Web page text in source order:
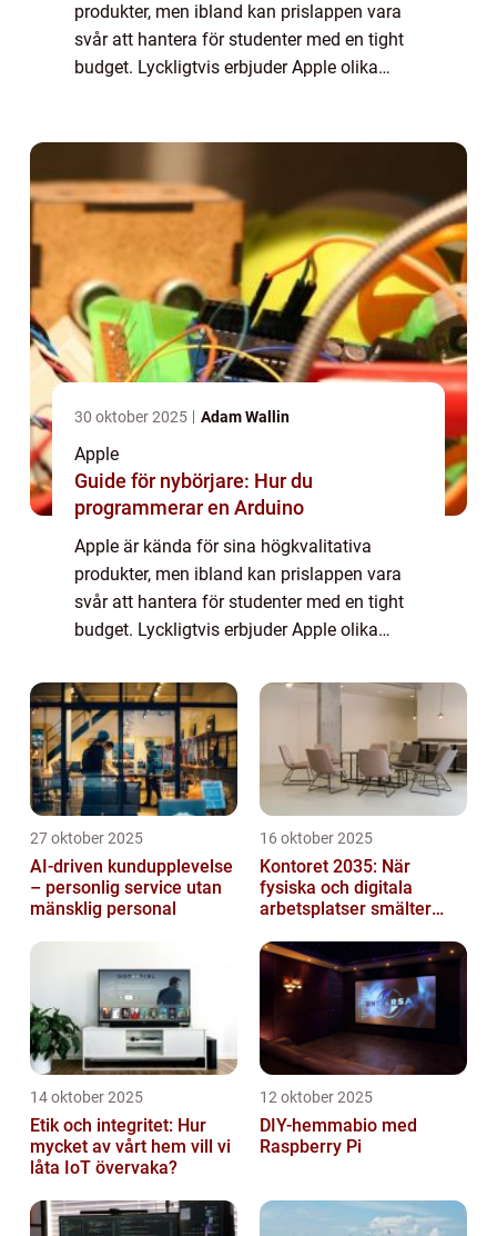
produkter, men ibland kan prislappen vara
svår att hantera för studenter med en tight
budget. Lyckligtvis erbjuder Apple olika
30 oktober 2025 Adam Wallin
Apple
Guide för nybörjare: Hur du
programmerar en Arduino
Apple är kända för sina högkvalitativa
produkter, men ibland kan prislappen vara
svår att hantera för studenter med en tight
budget. Lyckligtvis erbjuder Apple olika
mer överkomliga för studenter. Den här
artik...
27 oktober 2025
AI-driven kundupplevelse
– personlig service utan
mänsklig personal
16 oktober 2025
Kontoret 2035: När
fysiska och digitala
arbetsplatser smälter
14 oktober 2025
Etik och integritet: Hur
mycket av vårt hem vill vi
låta IoT övervaka?
12 oktober 2025
DIY-hemmabio med
Raspberry Pi